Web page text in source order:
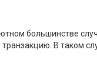
большинстве
В таком